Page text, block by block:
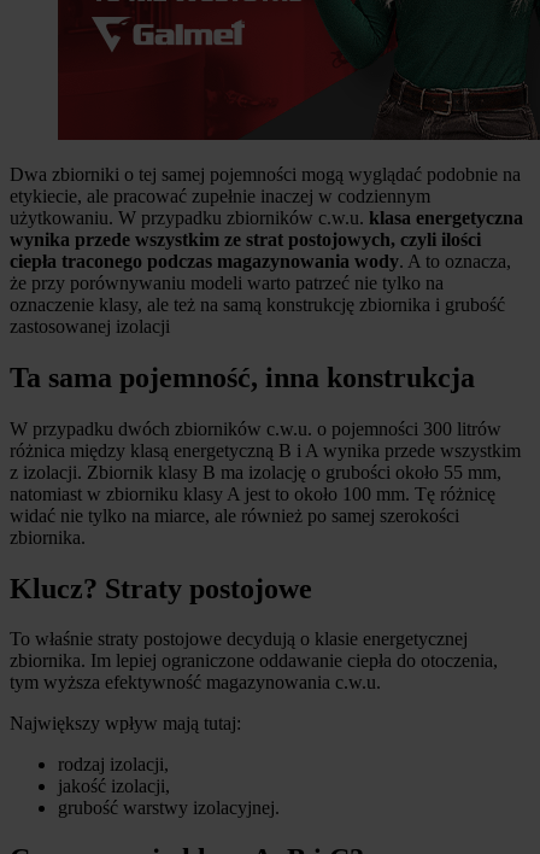
Dwa zbiorniki o tej samej pojemności mogą wyglądać podobnie na
etykiecie, ale pracować zupełnie inaczej w codziennym
użytkowaniu. W przypadku zbiorników c.w.u. klasa energetyczna
wynika przede wszystkim ze strat postojowych, czyli ilości
ciepła traconego podczas magazynowania wody. A to oznacza,
że przy porównywaniu modeli warto patrzeć nie tylko na
oznaczenie klasy, ale też na samą konstrukcję zbiornika i grubość
zastosowanej izolacji
Ta sama pojemność, inna konstrukcja
W przypadku dwóch zbiorników c.w.u. o pojemności 300 litrów
różnica między klasą energetyczną B i A wynika przede wszystkim
z izolacji. Zbiornik klasy B ma izolację o grubości około 55 mm,
natomiast w zbiorniku klasy A jest to około 100 mm. Tę różnicę
widać nie tylko na miarce, ale również po samej szerokości
zbiornika.
Klucz? Straty postojowe
To właśnie straty postojowe decydują o klasie energetycznej
zbiornika. Im lepiej ograniczone oddawanie ciepła do otoczenia,
tym wyższa efektywność magazynowania c.w.u.
Największy wpływ mają tutaj:
rodzaj izolacji,
jakość izolacji,
grubość warstwy izolacyjnej.